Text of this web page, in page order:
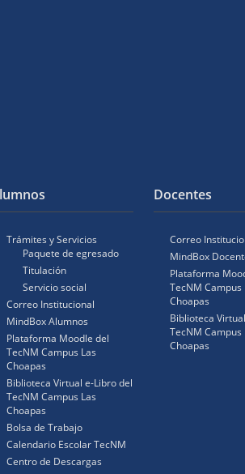
Trámites y Servicios
Paquete de egresado
Titulación
Servicio social
Correo Institucional
MindBox Alumnos
Plataforma Moodle del
TecNM Campus Las
Choapas
Biblioteca Virtual e-Libro del
TecNM Campus Las
Choapas
Bolsa de Trabajo
Calendario Escolar TecNM
Centro de Descargas
Docentes
Correo
MindBox
Plataforma
TecNM Campus
Choapas
Biblioteca
TecNM Campus
Choapas